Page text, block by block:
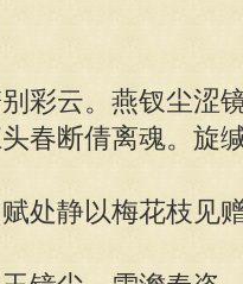
彩云。燕钗尘涩
春断倩离魂。旋
处静以梅花枝见